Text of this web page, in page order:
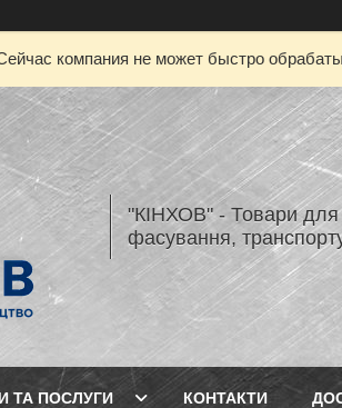
компания не может быстро
"КІНХОВ" - Товари для
фасування,
ТА ПОСЛУГИ КОНТАКТИ